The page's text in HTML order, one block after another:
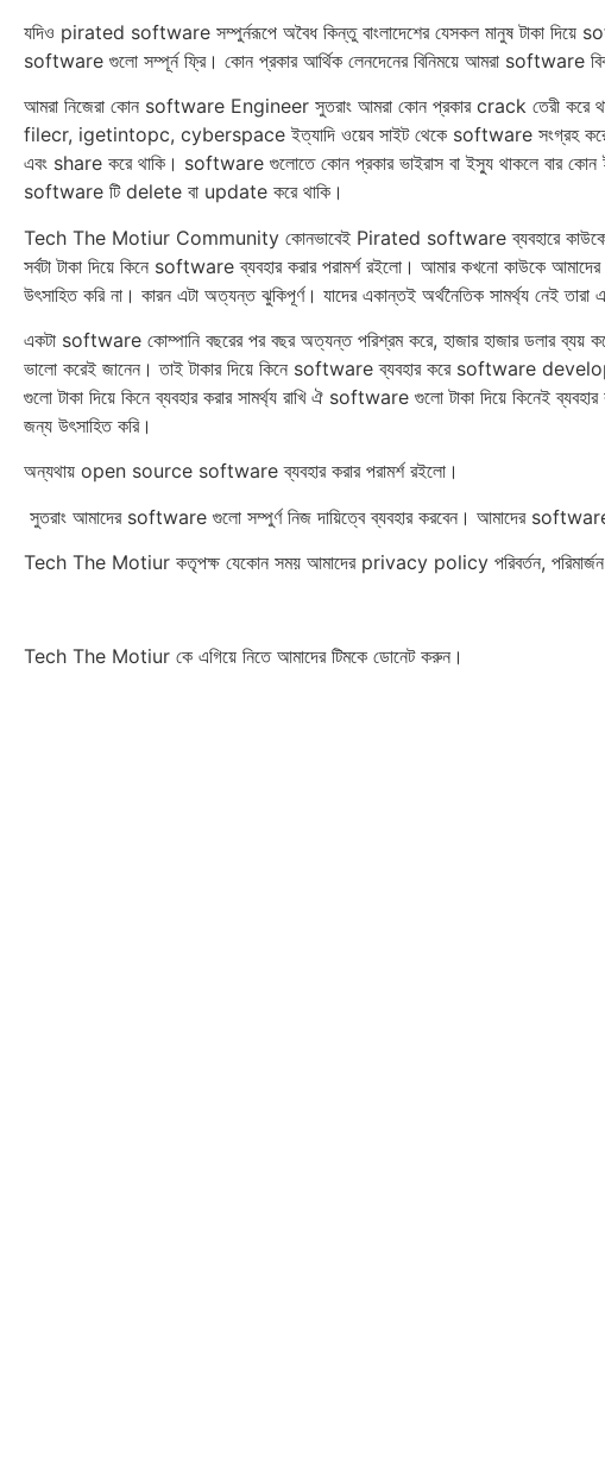
যদিও pirated software সম্পুর্নরূপে অবৈধ কিন্তু বাংলাদেশের যেসকল মানুষ টাকা দিয়ে
software গুলো সম্পূর্ন ফ্রি। কোন প্রকার আর্থিক লেনদেনের বিনিময়ে আমরা software
আমরা নিজেরা কোন software ‍Engineer সুতরাং আমরা কোন প্রকার crack তেরী করে
filecr, igetintopc, cyberspace ইত্যাদি ওয়েব সাইট থেকে software সংগ্রহ করে
এবং share করে থাকি। software গুলোতে কোন প্রকার ভাইরাস বা ইস্যু থাকলে বার কোন
software টি delete বা update করে থাকি।
Tech The Motiur Community কোনভাবেই Pirated software ব্যব‍হারে কাউকে
সর্বটা টাকা দিয়ে কিনে software ব্যব‍হার করার পরামর্শ রইলো। আমার কখনো
উৎ‌সাহিত করি না। কারন এটা অত্যন্ত ঝুকিপূর্ণ। যাদের একান্তই অর্থনৈতিক সামর্থ্য নেই
একটা software কোম্পানি বছরের পর বছর অত্যন্ত পরিশ্রম করে, হাজার হাজার ডলার ব্যয়
ভালো করেই জানেন। তাই টাকার দিয়ে কিনে software ব্যব‍হার করে software
গুলো টাকা দিয়ে কিনে ব্যব‍হার করার সামর্থ্য রাখি ঐ software গুলো টাকা দিয়ে
জন্য উৎ‌সাহিত করি।
অন্যথায় open source software ব্যব‍হার করার পরামর্শ রইলো।
সুতরাং আমাদের software গুলো সম্পুর্ণ নিজ দায়িত্বে ব্যব‍হার করবেন। আমাদের
Tech The Motiur কতৃপক্ষ যেকোন সময় আমাদের privacy policy পরিবর্তন, পরিমার্জন
Tech The Motiur কে এগিয়ে নিতে আমাদের টিমকে ডোনেট করুন।